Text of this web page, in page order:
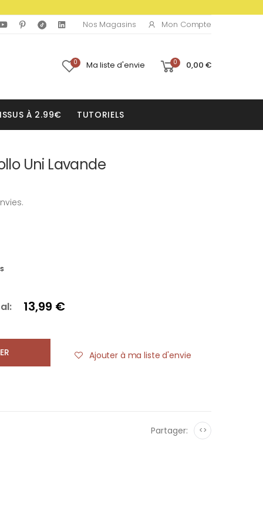
Nos Magasins Mon Compte
0 Ma liste d'envie 0 0,00 €
À 2.99€ TUTORIELS
Uni Lavande
13,99 €
Ajouter à ma liste d'envie
Partager: <>